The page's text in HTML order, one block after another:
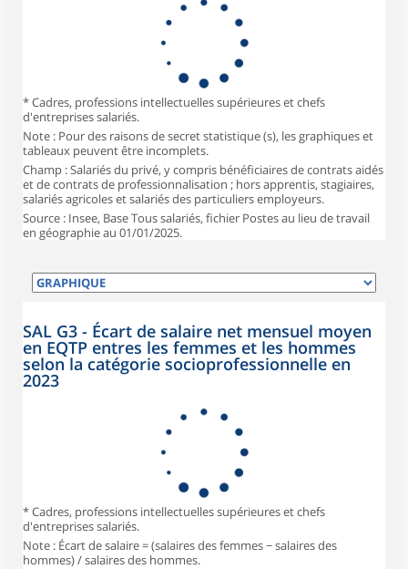
* Cadres, professions intellectuelles supérieures et chefs
d'entreprises salariés.
Note : Pour des raisons de secret statistique (s), les graphiques et
tableaux peuvent être incomplets.
Champ : Salariés du privé, y compris bénéficiaires de contrats aidés
et de contrats de professionnalisation ; hors apprentis, stagiaires,
salariés agricoles et salariés des particuliers employeurs.
Source : Insee, Base Tous salariés, fichier Postes au lieu de travail
en géographie au 01/01/2025.
SAL G3 - Écart de salaire net mensuel moyen
en EQTP entres les femmes et les hommes
selon la catégorie socioprofessionnelle en
2023
* Cadres, professions intellectuelles supérieures et chefs
d'entreprises salariés.
Note : Écart de salaire = (salaires des femmes − salaires des
hommes) / salaires des hommes.